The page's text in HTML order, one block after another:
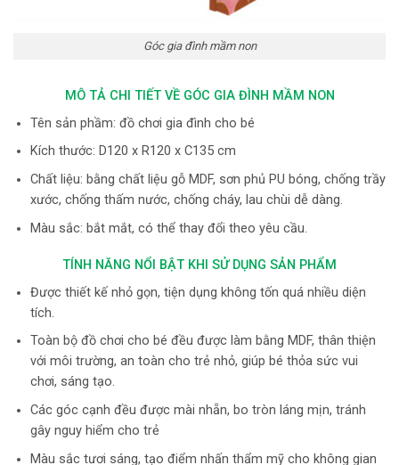
Góc gia đình mầm non
MÔ TẢ CHI TIẾT VỀ GÓC GIA ĐÌNH MẦM NON
Tên sản phầm: đồ chơi gia đình cho bé
Kích thước: D120 x R120 x C135 cm
Chất liệu: bằng chất liệu gỗ MDF, sơn phủ PU bóng, chống trầy
xước, chống thấm nước, chống cháy, lau chùi dễ dàng.
Màu sắc: bắt mắt, có thể thay đổi theo yêu cầu.
TÍNH NĂNG NỔI BẬT KHI SỬ DỤNG SẢN PHẨM
Được thiết kế nhỏ gọn, tiện dụng không tốn quá nhiều diện
tích.
Toàn bộ đồ chơi cho bé đều được làm bằng MDF, thân thiện
với môi trường, an toàn cho trẻ nhỏ, giúp bé thỏa sức vui
chơi, sáng tạo.
Các góc cạnh đều được mài nhẵn, bo tròn láng mịn, tránh
gây nguy hiểm cho trẻ
Màu sắc tươi sáng, tạo điểm nhấn thẩm mỹ cho không gian